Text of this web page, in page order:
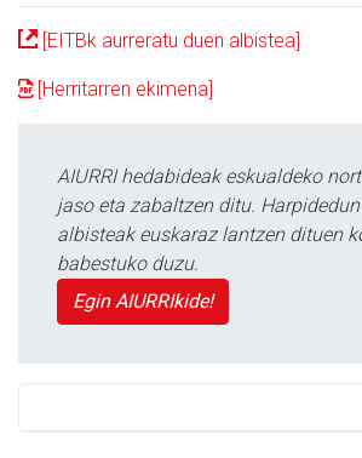
[EITBk aurreratu duen albistea]
[Herritarren ekimena]
AIURRI hedabideak eskualdeko
jaso eta zabaltzen ditu.
albisteak euskaraz lantzen dituen
babestuko duzu.
Egin AIURRIkide!